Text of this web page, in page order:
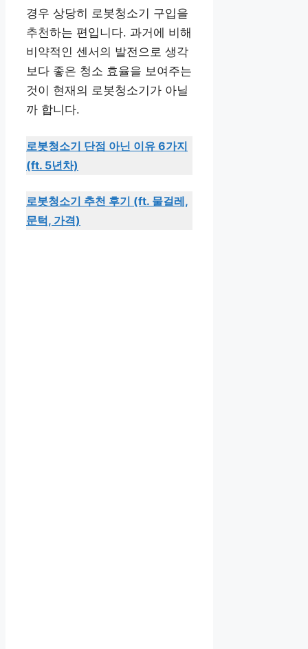
경우 상당히 로봇청소기 구입을
추천하는 편입니다. 과거에 비해
비약적인 센서의 발전으로 생각
보다 좋은 청소 효율을 보여주는
것이 현재의 로봇청소기가 아닐
까 합니다.
로봇청소기 단점 아닌 이유 6가지
(ft. 5년차)
로봇청소기 추천 후기 (ft. 물걸레,
문턱, 가격)